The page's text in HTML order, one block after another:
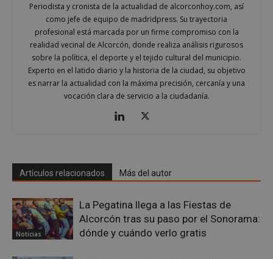
Periodista y cronista de la actualidad de alcorconhoy.com, así
como jefe de equipo de madridpress. Su trayectoria
profesional está marcada por un firme compromiso con la
realidad vecinal de Alcorcón, donde realiza análisis rigurosos
sobre la política, el deporte y el tejido cultural del municipio.
Experto en el latido diario y la historia de la ciudad, su objetivo
es narrar la actualidad con la máxima precisión, cercanía y una
vocación clara de servicio a la ciudadanía.
Artículos relacionados Más del autor
Noticias
La Pegatina llega a las Fiestas de
Alcorcón tras su paso por el Sonorama:
dónde y cuándo verlo gratis
AWSALBCORS
Amazon.com
embed.bsky.app
1 semana